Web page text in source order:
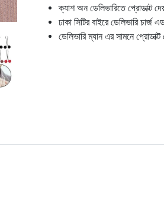
ক্যাশ অন ডেলিভারিতে প্রোডাক্ট
ঢাকা সিটির বাইরে ডেলিভারি চার্জ
ডেলিভারি ম্যান এর সামনে